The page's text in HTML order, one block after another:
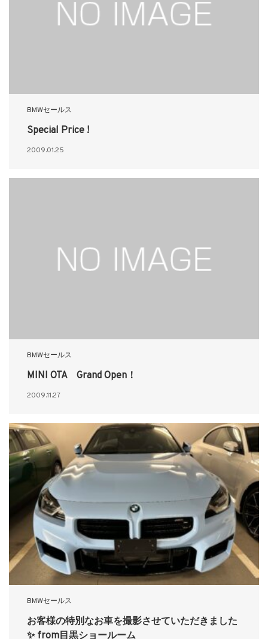
BMWセールス
Special Price !
2009.01.25
BMWセールス
MINI OTA Grand Open！
2009.11.27
BMWセールス
お客様の特別なお車を撮影させていただきました
✨ from目黒ショールーム